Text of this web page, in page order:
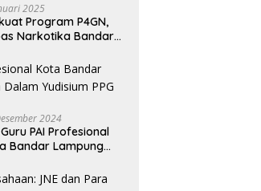
2025
Program P4GN,
Narkotika Bandar
BNN Kabupaten
Selatan
2024
Guru PAI Profesional
Bandar Lampung
PPG Tahun 2024